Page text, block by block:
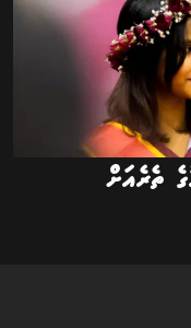
ތެރެއަށް